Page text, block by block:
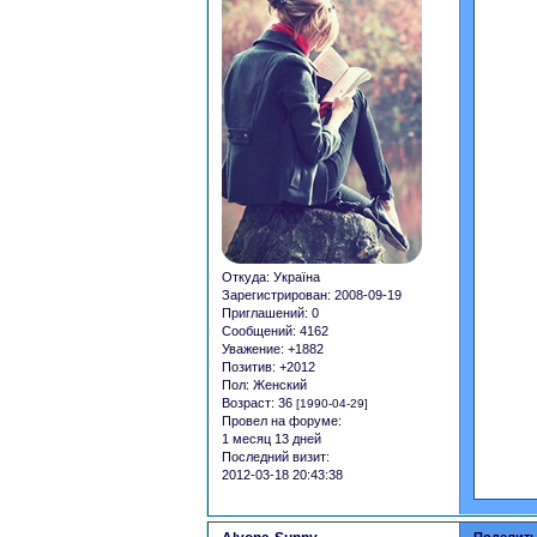
Откуда: Україна
Зарегистрирован: 2008-09-19
Приглашений: 0
Сообщений: 4162
Уважение: +1882
Позитив: +2012
Пол: Женский
Возраст: 36 [1990-04-29]
Провел на форуме:
1 месяц 13 дней
Последний визит:
2012-03-18 20:43:38